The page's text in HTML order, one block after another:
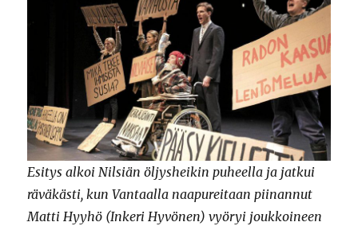
Esitys alkoi Nilsiän öljysheikin puheella ja jatkui
räväkästi, kun Vantaalla naapureitaan piinannut
Matti Hyyhö (Inkeri Hyvönen) vyöryi joukkoineen